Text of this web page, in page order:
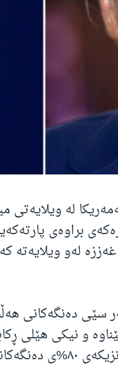
لە
براوەی
لەو ویلایەتە
سێی دەنگەکانی
بەدەستهێناوە و جۆو